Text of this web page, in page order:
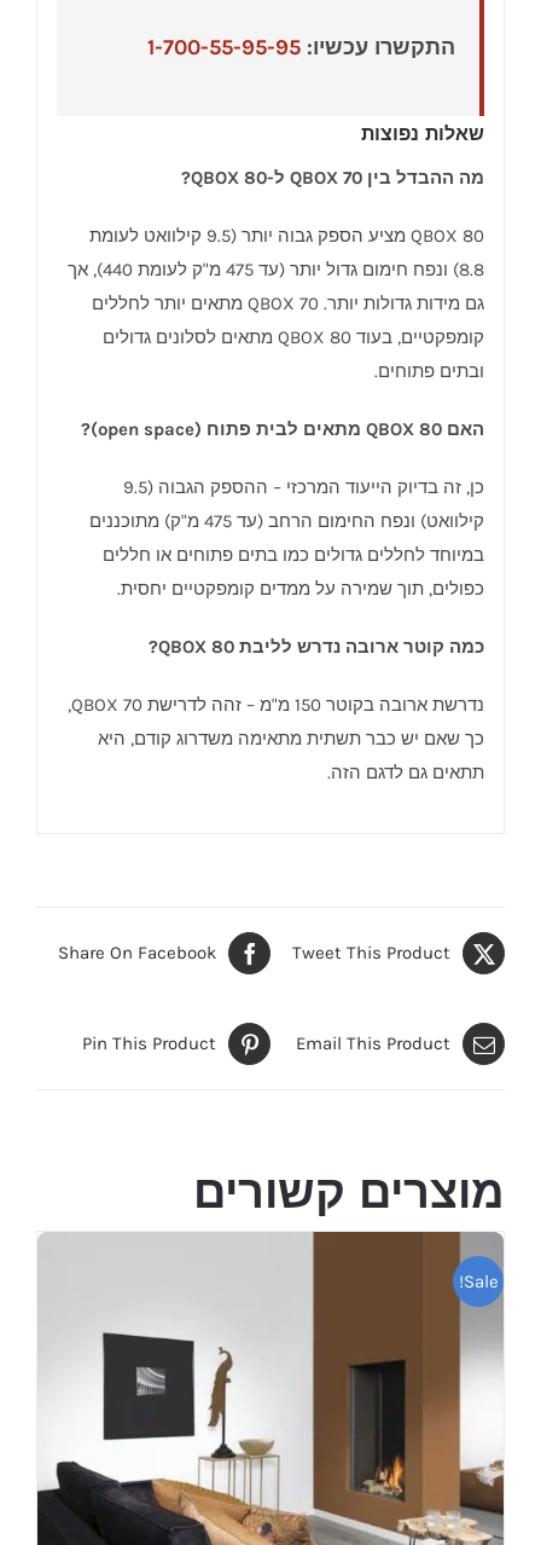
התקשרו עכשיו: 1-700-55-95-95
שאלות נפוצות
מה ההבדל בין QBOX 70 ל-QBOX 80?
QBOX 80 מציע הספק גבוה יותר (9.5 קילוואט לעומת
8.8) ונפח חימום גדול יותר (עד 475 מ"ק לעומת 440), אך
גם מידות גדולות יותר. QBOX 70 מתאים יותר לחללים
קומפקטיים, בעוד QBOX 80 מתאים לסלונים גדולים
ובתים פתוחים.
האם QBOX 80 מתאים לבית פתוח (open space)?
כן, זה בדיוק הייעוד המרכזי – ההספק הגבוה (9.5
קילוואט) ונפח החימום הרחב (עד 475 מ"ק) מתוכננים
במיוחד לחללים גדולים כמו בתים פתוחים או חללים
כפולים, תוך שמירה על ממדים קומפקטיים יחסית.
כמה קוטר ארובה נדרש לליבת QBOX 80?
נדרשת ארובה בקוטר 150 מ"מ – זהה לדרישת QBOX 70,
כך שאם יש כבר תשתית מתאימה משדרוג קודם, היא
תתאים גם לדגם הזה.
Share On Facebook Tweet This Product
Pin This Product Email This Product
מוצרים קשורים
Sale!